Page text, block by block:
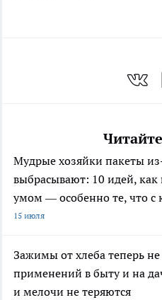
Мудрые хозяйки пакеты
выбрасывают: 10 идей,
умом — особенно те, что с
15 июля
Зажимы от хлеба теперь
применений в быту и на
и мелочи не теряются